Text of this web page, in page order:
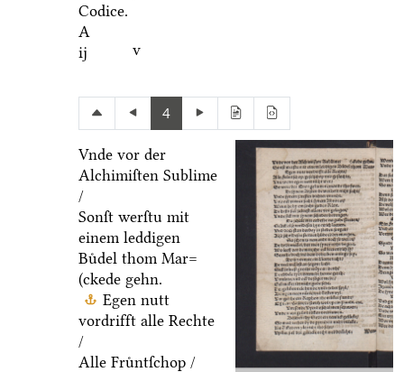
Codice.
A
ij
v
4
Vnde vor der
Alchimiſten Sublime
/
Sonſt werſtu mit
einem leddigen
Buͤdel thom Mar=
(ckede gehn.
Egen nutt
vordrifft alle Rechte
/
Alle Fruͤntſchop /